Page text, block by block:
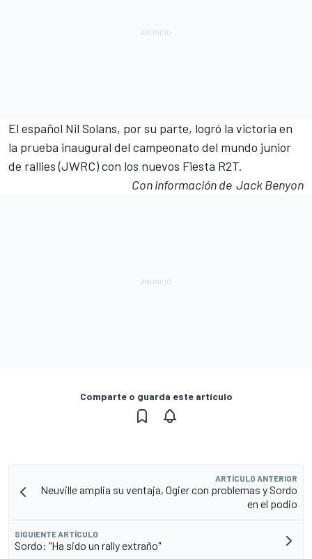
El español Nil Solans, por su parte, logró la victoria en
la prueba inaugural del campeonato del mundo junior
de rallies (JWRC) con los nuevos Fiesta R2T.
Con información de Jack Benyon
Comparte o guarda este artículo
ARTÍCULO ANTERIOR
Neuville amplia su ventaja, Ogier con problemas y Sordo
en el podio
SIGUIENTE ARTÍCULO
Sordo: "Ha sido un rally extraño"